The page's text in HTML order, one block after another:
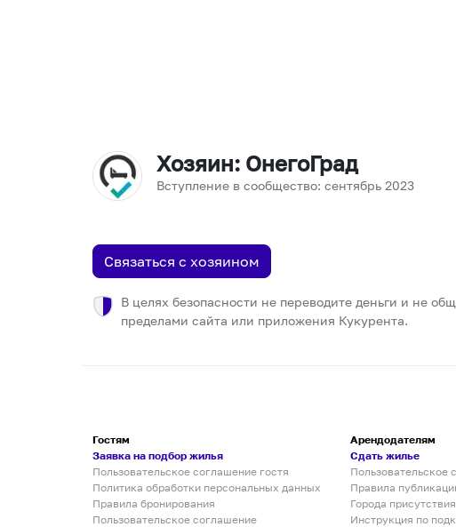
Хозяин: ОнегоГрад
Вступление в сообщество: сентябрь 2023
Связаться с хозяином
В целях безопасности не переводите деньги и не
пределами сайта или приложения Кукурента.
Гостям
Заявка на подбор жилья
Пользовательское соглашение гостя
Политика обработки персональных данных
Правила бронирования
Пользовательское соглашение
Арендодателям
Сдать жилье
Пользовательское
Правила
Города присутствия
Инструкция по